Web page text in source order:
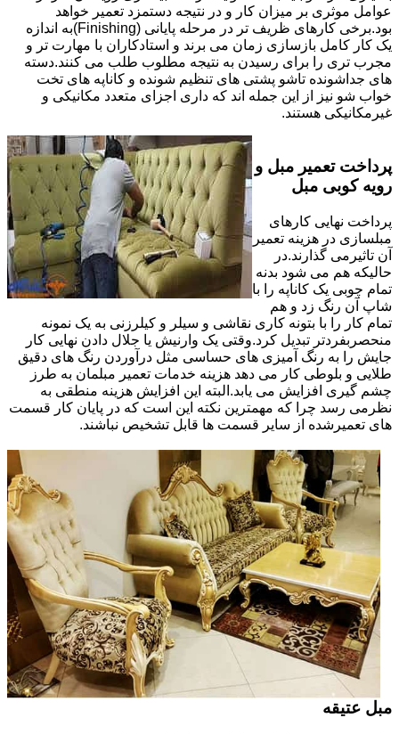
عوامل موثری بر میزان کار و در نتیجه دستمزد تعمیر خواهد
بود.برخی کارهای ظریف تر در مرحله پایانی (Finishing)به اندازه
یک کار کامل بازسازی زمان می برند و استادکاران با مهارت تر و
مجرب تری را برای رسیدن به نتیجه مطلوب طلب می کنند.دسته
های جداشونده تاشو پشتی های تنظیم شونده و کاناپه های تخت
خواب شو نیز از این جمله اند که داری اجزای متعدد مکانیکی و
غیرمکانیکی هستند.
پرداخت تعمیر مبل و
رویه کوبی مبل
پرداخت نهایی کارهای
مبلسازی در هزینه تعمیر
آن تاثیرمی گذارند.در
حالیکه هم می شود بدنه
تمام چوبی یک کاناپه را با
شاپ آن رنگ زد و هم
تمام کار را با بتونه کاری نقاشی و سیلر و کیلرزنی به یک نمونه
منحصربفردتر تبدیل کرد.وقتی یک وارنیش یا جلال دادن نهایی کار
جایش را به رنگ آمیزی های حساسی مثل درآوردن رنگ های دقیق
طلایی و بلوطی کار می دهد هزینه خدمات تعمیر مبلمان به طرز
چشم گیری افزایش می یابد.البته این افزایش هزینه منطقی به
نظرمی رسد چرا که مهمترین نکته این است که در پایان کار قسمت
های تعمیرشده از سایر قسمت ها قابل تشخیص نباشند.
مبل عتیقه